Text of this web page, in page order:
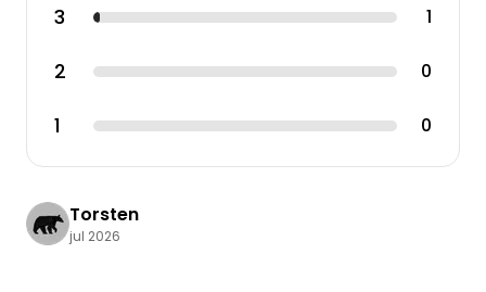
3 1
2 0
1 0
Torsten
jul 2026